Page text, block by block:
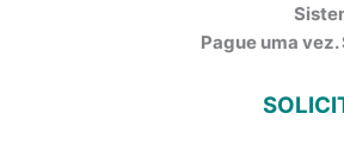
Pague uma